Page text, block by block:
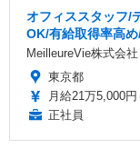
オフィススタッフ/
OK/有給取得率高
MeilleureVie株式会社
東京都
月給21万5,000円
正社員